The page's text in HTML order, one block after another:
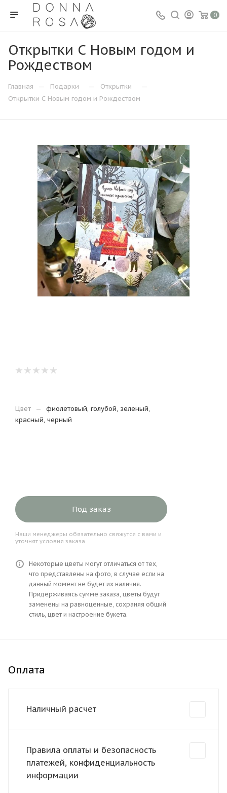
0
Открытки С Новым годом и
Рождеством
Главная — Подарки — Открытки —
Открытки С Новым годом и Рождеством
Цвет —
фиолетовый, голубой, зеленый,
красный, черный
Под заказ
Наши менеджеры обязательно свяжутся с вами и
уточнят условия заказа
Некоторые цветы могут отличаться от тех,
что представлены на фото, в случае если на
данный момент не будет их наличия.
Придерживаясь сумме заказа, цветы будут
заменены на равноценные, сохраняя общий
стиль, цвет и настроение букета.
Оплата
Наличный расчет
Правила оплаты и безопасность
платежей, конфиденциальность
информации